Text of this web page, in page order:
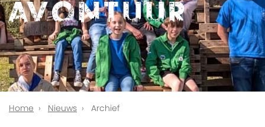
avontuur
Home Nieuws Archief